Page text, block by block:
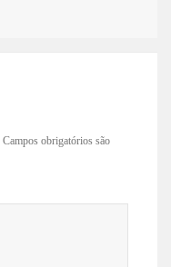
Campos obrigatórios são